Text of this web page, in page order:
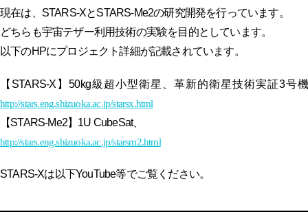
現在は、STARS-XとSTARS-Me2の研究開発を行っています。
どちらも宇宙テザー利用技術の実験を目的としています。
以下のHPにプロジェクト詳細が記載されています。
【STARS-X】50kg級超小型衛星、革新的衛星技術実証3号機
http://stars.eng.shizuoka.ac.jp/starsx.html
【STARS-Me2】1U CubeSat、
http://stars.eng.shizuoka.ac.jp/starsm2.html
STARS-Xは以下YouTube等でご覧ください。